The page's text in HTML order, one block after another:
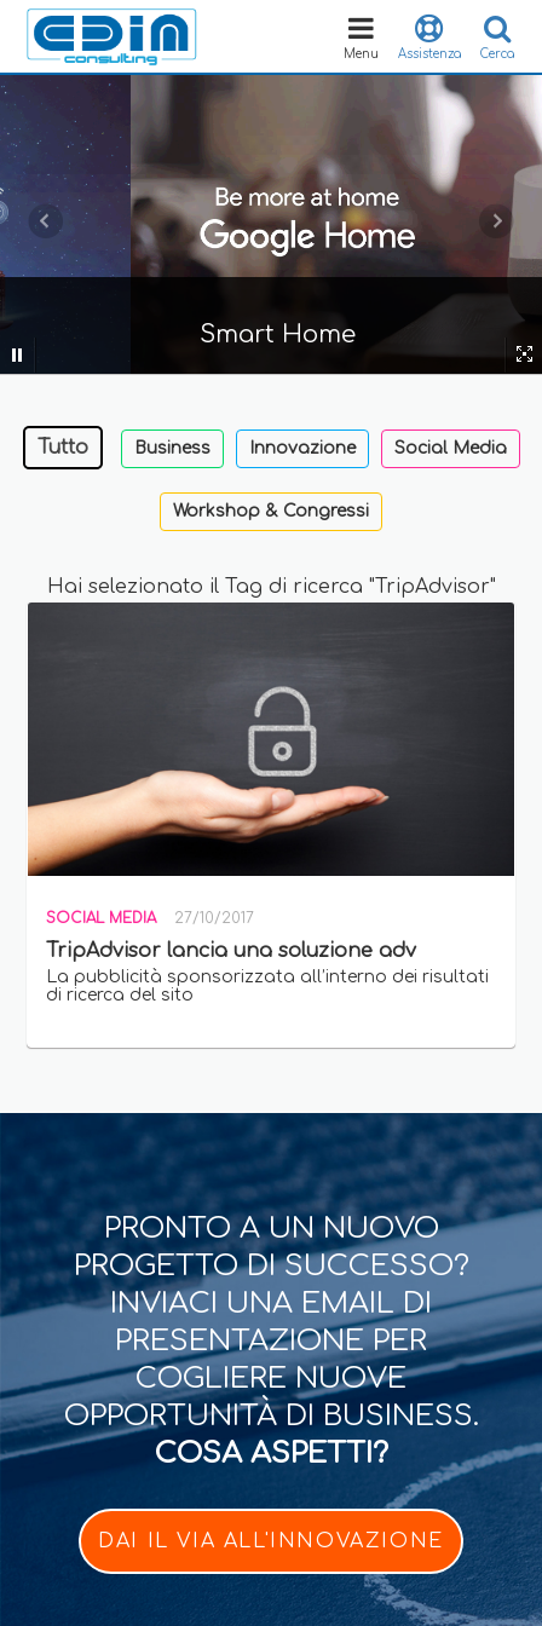
Cerca
Assistenza
Toggle
navigation
Menu
Smart Home
Tutto Business Innovazione Social Media
Workshop & Congressi
Hai selezionato il Tag di ricerca "TripAdvisor"
SOCIAL MEDIA 27/10/2017
TripAdvisor lancia una soluzione adv
La pubblicità sponsorizzata all’interno dei risultati
di ricerca del sito
PRONTO A UN NUOVO
PROGETTO DI SUCCESSO?
INVIACI UNA EMAIL DI
PRESENTAZIONE PER
COGLIERE NUOVE
OPPORTUNITÀ DI BUSINESS.
COSA ASPETTI?
DAI IL VIA ALL'INNOVAZIONE